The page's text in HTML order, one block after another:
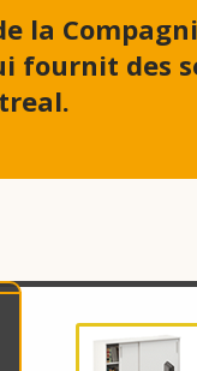
la
fournit des